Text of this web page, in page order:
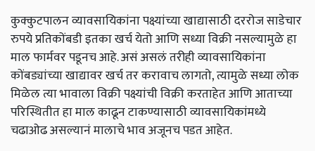
कुक्कुटपालन व्यावसायिकांना पक्ष्यांच्या खाद्यासाठी दररोज साडेचार
रुपये प्रतिकोंबडी इतका खर्च येतो आणि सध्या विक्री नसल्यामुळे हा
माल फार्मवर पडूनच आहे. असं असलं तरीही व्यावसायिकांना
कोंबड्यांच्या खाद्यावर खर्च तर करावाच लागतो, त्यामुळे सध्या लोक
मिळेल त्या भावाला विक्री पक्ष्यांची विक्री करताहेत आणि आताच्या
परिस्थितीत हा माल काढून टाकण्यासाठी व्यावसायिकांमध्ये
चढाओढ असल्यानं मालाचे भाव अजूनच पडत आहेत.